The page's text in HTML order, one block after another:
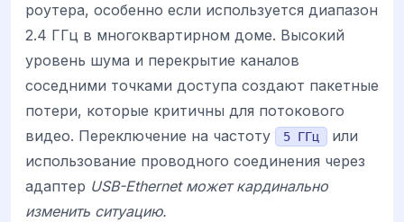
роутера, особенно если используется диапазон
2.4 ГГц в многоквартирном доме. Высокий
уровень шума и перекрытие каналов
соседними точками доступа создают пакетные
потери, которые критичны для потокового
видео. Переключение на частоту
5 ГГц
или
использование проводного соединения через
адаптер USB-Ethernet может кардинально
изменить ситуацию.